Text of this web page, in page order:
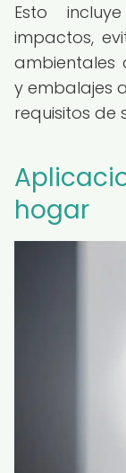
Esto
impactos,
ambientales
y embalajes
requisitos de
hogar